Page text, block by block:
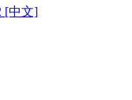
[中文]